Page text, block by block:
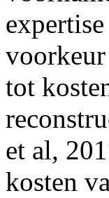
tot
et al,
kosten